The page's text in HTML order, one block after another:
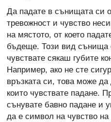
Да падате в сънищата си
тревожност и чувство
на мястото, от което
бъдеще. Този вид сънища
чувствате сякаш губите
Например, ако не сте
връзката си, това може
които чувствате падане.
сънувате бавно падане и
да е символ на чувство